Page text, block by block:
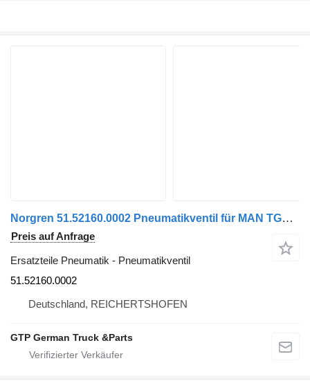
Norgren 51.52160.0002 Pneumatikventil für MAN TGA TGX TGS LKW
Preis auf Anfrage
Ersatzteile Pneumatik - Pneumatikventil
51.52160.0002
Deutschland, REICHERTSHOFEN
GTP German Truck &Parts